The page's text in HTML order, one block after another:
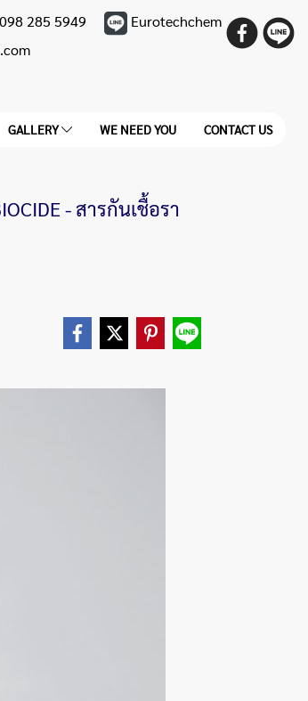
285 5949
Eurotechchem
GALLERY WE NEED YOU CONTACT US
- สารกันเชื้อรา